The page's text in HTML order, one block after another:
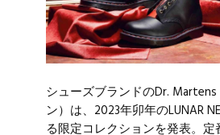
シューズブランドのDr.
ン）は、2023年卯年のLUNAR
る限定コレクションを発表。定